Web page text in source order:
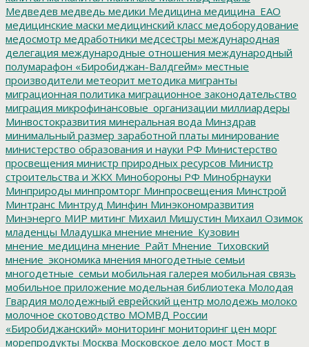
Медведев медведь медики Медицина медицина_ЕАО
медицинские маски медицинский класс медоборудование
медосмотр медработники медсестры международная
делегация международные отношения международный
полумарафон «Биробиджан-Валдгейм» местные
производители метеорит методика мигранты
миграционная политика миграционное законодательство
миграция микрофинансовые_организации миллиардеры
Минвостокразвития минеральная вода Минздрав
минимальный размер заработной платы минирование
министерство образования и науки РФ Министерство
просвещения министр природных ресурсов Министр
строительства и ЖКХ Минобороны РФ Минобрнауки
Минприроды минпромторг Минпросвещения Минстрой
Минтранс Минтруд Минфин Минэкономразвития
Минэнерго МИР митинг Михаил Мишустин Михаил Озимок
младенцы Младушка мнение мнение_Кузовин
мнение_медицина мнение_Райт Мнение_Тиховский
мнение_экономика мнения многодетные семьи
многодетные_семьи мобильная галерея мобильная связь
мобильное приложение модельная библиотека Молодая
Гвардия молодежный еврейский центр молодежь молоко
молочное скотоводство МОМВД России
«Биробиджанский» мониторинг мониторинг цен морг
морепродукты Москва Московское дело мост Мост в